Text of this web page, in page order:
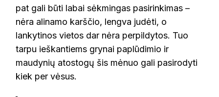
pat gali būti labai sėkmingas pasirinkimas –
nėra alinamo karščio, lengva judėti, o
lankytinos vietos dar nėra perpildytos. Tuo
tarpu ieškantiems grynai paplūdimio ir
maudynių atostogų šis mėnuo gali pasirodyti
kiek per vėsus.